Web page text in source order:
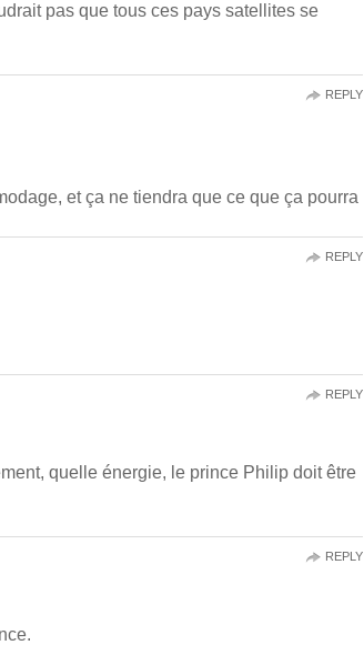
pas que tous ces pays satellites se
et ça ne tiendra que ce que ça pourra
REPLY
REPLY
quelle énergie, le prince Philip doit être
REPLY
REPLY